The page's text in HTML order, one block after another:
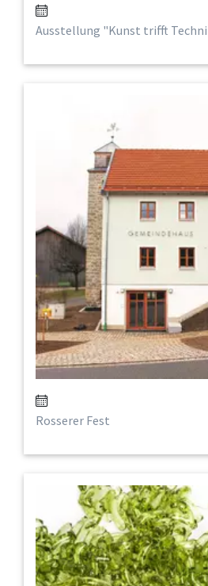
Ausstellung "Kunst trifft
Rosserer Fest